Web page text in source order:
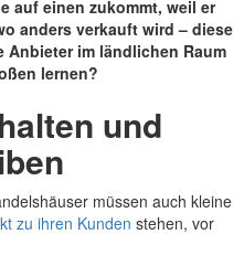
auf einen zukommt, weil er
anders verkauft wird – diese
im ländlichen Raum
lernen?
und
müssen auch kleine
zu ihren Kunden stehen, vor